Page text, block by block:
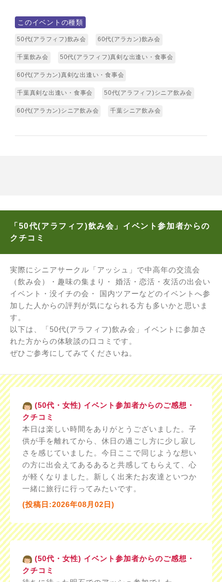
このイベントの種類
50代(アラフィフ)飲み会 60代(アラカン)飲み会
千葉飲み会 50代(アラフィフ)真剣な出逢い・食事会
60代(アラカン)真剣な出逢い・食事会
千葉真剣な出逢い・食事会 50代(アラフィフ)シニア飲み会
60代(アラカン)シニア飲み会 千葉シニア飲み会
「50代(アラフィフ)飲み会」イベント参加者からの
クチコミ
実際にシニアサークル「アッシュ」で中高年の交流会
（飲み会）・趣味の集まり・ 婚活・恋活・友活の出会い
イベント・没イチの会・ 国内ツアーなどのイベントへ参
加した人からの評判が気になられる方も多いかと思いま
す。
以下は、「50代(アラフィフ)飲み会」イベントに参加さ
れた方からの体験談の口コミです。
ぜひご参考にしてみてくださいね。
(50代・女性) イベント参加者からのご感想・
クチコミ
本日は楽しい時間をありがとうございました。子
供が手を離れてから、休日の過ごし方に少し寂し
さを感じていました。今日ここで同じような想い
の方に出会えてあるあると共感してもらえて、心
が軽くなりました。新しく出来たお友達といつか
一緒に旅行に行ってみたいです。
(投稿日:2026年08月02日)
(50代・女性) イベント参加者からのご感想・
クチコミ